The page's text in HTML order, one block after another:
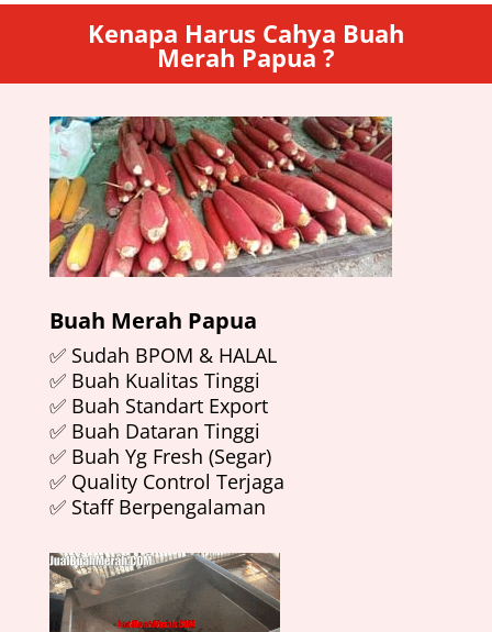
Kenapa Harus Cahya Buah
Merah Papua ?
Buah Merah Papua
✅ Sudah BPOM & HALAL
✅ Buah Kualitas Tinggi
✅ Buah Standart Export
✅ Buah Dataran Tinggi
✅ Buah Yg Fresh (Segar)
✅ Quality Control Terjaga
✅ Staff Berpengalaman